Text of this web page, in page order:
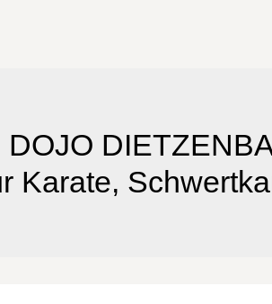
DOJO
Karate,